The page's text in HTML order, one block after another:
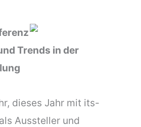
Trends in der
dieses Jahr mit its-
Aussteller und